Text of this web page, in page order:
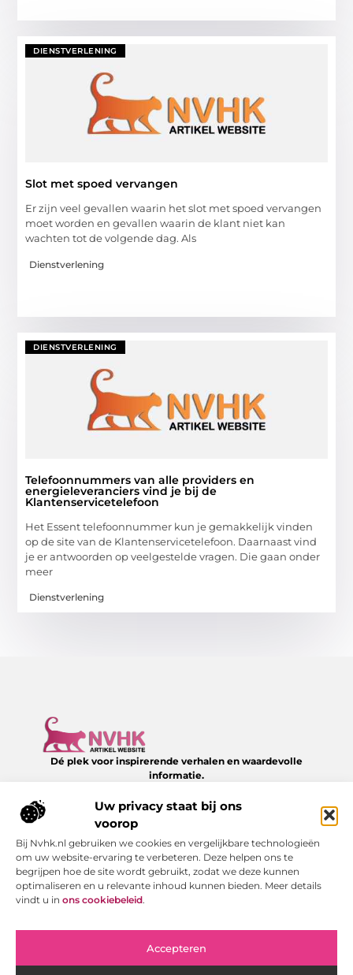
Uw privacy staat bij ons
voorop
Bij Nvhk.nl gebruiken we cookies en vergelijkbare technologieën
om uw website-ervaring te verbeteren. Deze helpen ons te
begrijpen hoe de site wordt gebruikt, zodat we deze kunnen
optimaliseren en u relevante inhoud kunnen bieden. Meer details
vindt u in ons cookiebeleid.
Accepteren
DIENSTVERLENING
Slot met spoed vervangen
Er zijn veel gevallen waarin het slot met spoed vervangen
moet worden en gevallen waarin de klant niet kan
wachten tot de volgende dag. Als
Dienstverlening
DIENSTVERLENING
Telefoonnummers van alle providers en
energieleveranciers vind je bij de
Klantenservicetelefoon
Het Essent telefoonnummer kun je gemakkelijk vinden
op de site van de Klantenservicetelefoon. Daarnaast vind
je er antwoorden op veelgestelde vragen. Die gaan onder
meer
Dienstverlening
Dé plek voor inspirerende verhalen en waardevolle
informatie.
dagelijks leven – van slimme tips tot verrassende inzichten,
allemaal te vinden op NVHK.nl.
Onze informatie
Bericht categorie